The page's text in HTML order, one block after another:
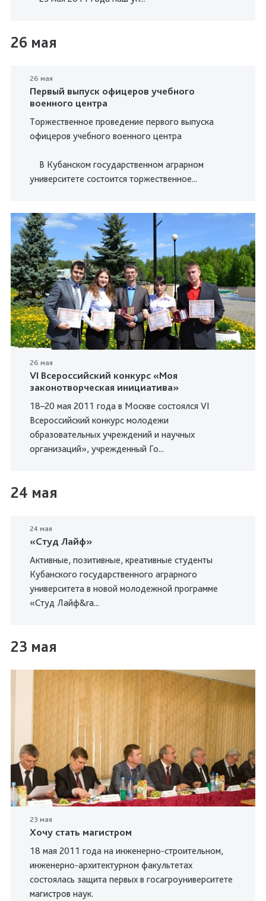
26 мая
26 мая
Первый выпуск офицеров учебного
военного центра
Торжественное проведение первого выпуска
офицеров учебного военного центра
В Кубанском государственном аграрном
университете состоится торжественное...
26 мая
VI Всероссийский конкурс «Моя
законотворческая инициатива»
18–20 мая 2011 года в Москве состоялся VI
Всероссийский конкурс молодежи
образовательных учреждений и научных
организаций», учрежденный Го...
24 мая
24 мая
«Студ Лайф»
Активные, позитивные, креативные студенты
Кубанского государственного аграрного
университета в новой молодежной программе
«Студ Лайф&ra...
23 мая
23 мая
Хочу стать магистром
18 мая 2011 года на инженерно-строительном,
инженерно-архитектурном факультетах
состоялась защита первых в госагроуниверситете
магистров наук.